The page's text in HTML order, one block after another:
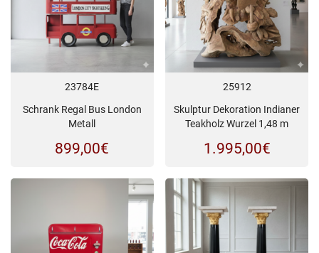
23784E
Schrank Regal Bus London
Metall
899,00€
25912
Skulptur Dekoration Indianer
Teakholz Wurzel 1,48 m
1.995,00€